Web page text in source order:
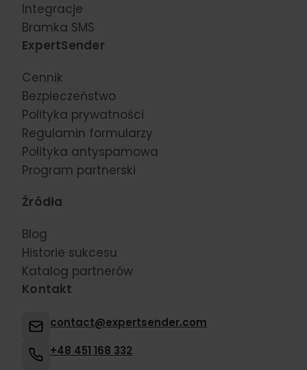
Integracje
Bramka SMS
ExpertSender
Cennik
Bezpieczeństwo
Polityka prywatności
Regulamin formularzy
Polityka antyspamowa
Program partnerski
Źródła
Blog
Historie sukcesu
Katalog partnerów
Kontakt
contact@expertsender.com
+48 451 168 332